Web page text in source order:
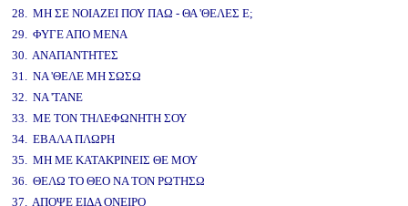
28. ΜΗ ΣΕ ΝΟΙΑΖΕΙ ΠΟΥ ΠΑΩ - ΘΑ 'ΘΕΛΕΣ Ε;
29. ΦΥΓΕ ΑΠΟ ΜΕΝΑ
30. ΑΝΑΠΑΝΤΗΤΕΣ
31. ΝΑ 'ΘΕΛΕ ΜΗ ΣΩΣΩ
32. ΝΑ 'ΤΑΝΕ
33. ΜΕ ΤΟΝ ΤΗΛΕΦΩΝΗΤΗ ΣΟΥ
34. ΕΒΑΛΑ ΠΛΩΡΗ
35. ΜΗ ΜΕ ΚΑΤΑΚΡΙΝΕΙΣ ΘΕ ΜΟΥ
36. ΘΕΛΩ ΤΟ ΘΕΟ ΝΑ ΤΟΝ ΡΩΤΗΣΩ
37. ΑΠΟΨΕ ΕΙΔΑ ΟΝΕΙΡΟ